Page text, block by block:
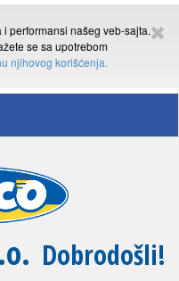
performansi našeg veb-sajta.
se sa upotrebom
njihovog korišćenja.
Dobrodošli!